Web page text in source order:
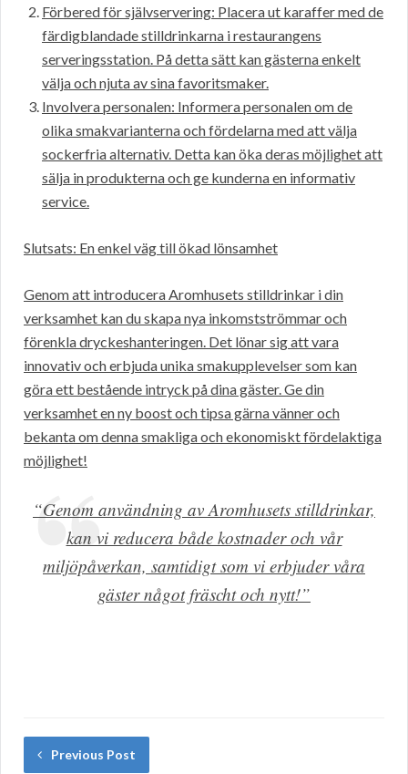
Förbered för självservering: Placera ut karaffer med de
färdigblandade stilldrinkarna i restaurangens
serveringsstation. På detta sätt kan gästerna enkelt
välja och njuta av sina favoritsmaker.
Involvera personalen: Informera personalen om de
olika smakvarianterna och fördelarna med att välja
sockerfria alternativ. Detta kan öka deras möjlighet att
sälja in produkterna och ge kunderna en informativ
service.
Slutsats: En enkel väg till ökad lönsamhet
Genom att introducera Aromhusets stilldrinkar i din
verksamhet kan du skapa nya inkomstströmmar och
förenkla dryckeshanteringen. Det lönar sig att vara
innovativ och erbjuda unika smakupplevelser som kan
göra ett bestående intryck på dina gäster. Ge din
verksamhet en ny boost och tipsa gärna vänner och
bekanta om denna smakliga och ekonomiskt fördelaktiga
möjlighet!
“Genom användning av Aromhusets stilldrinkar,
kan vi reducera både kostnader och vår
miljöpåverkan, samtidigt som vi erbjuder våra
gäster något fräscht och nytt!”
Previous Post